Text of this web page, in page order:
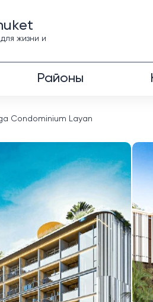
жизни и
Районы
Condominium Layan